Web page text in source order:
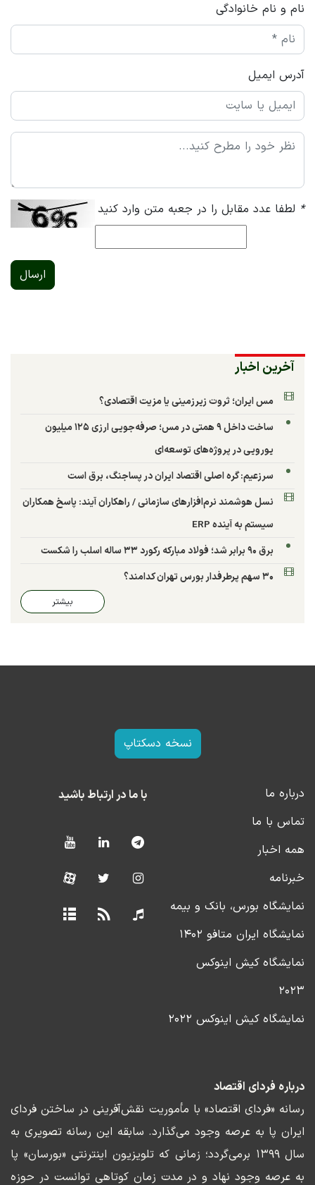
نام و نام خانوادگی
آدرس ایمیل
* لطفا عدد مقابل را در جعبه متن وارد کنید
ارسال
آخرین اخبار
مس ایران؛ ثروت زیرزمینی یا مزیت اقتصادی؟
ساخت داخل ۹ همتی در مس؛ صرفه‌جویی ارزی ۱۲۵ میلیون
یورویی در پروژه‌های توسعه‌ای
سرزعیم: گره اصلی اقتصاد ایران در پساجنگ، برق است
نسل هوشمند نرم‌افزارهای سازمانی / راهکاران آیند: پاسخ همکاران
سیستم به آینده ERP
برق ۹۰ برابر شد؛ فولاد مبارکه رکورد ۳۳ ساله اسلب را شکست
۳۰ سهم پرطرفدار بورس تهران کدامند؟
بیشتر
نسخه دسکتاپ
درباره ما
تماس با ما
همه اخبار
خبرنامه
نمایشگاه بورس، بانک و بیمه
نمایشگاه ایران متافو ۱۴۰۲
نمایشگاه کیش اینوکس
۲۰۲۳
نمایشگاه کیش اینوکس ۲۰۲۲
با ما در ارتباط باشید
درباره فردای اقتصاد
رسانه «فردای اقتصاد» با مأموریت نقش‌آفرینی در ساختن فردای
ایران پا به عرصه وجود می‌گذارد. سابقه این رسانه تصویری به
سال ۱۳۹۹ برمی‌گردد؛ زمانی که تلویزیون اینترنتی «بورسان» پا
به عرصه وجود نهاد و در مدت زمان کوتاهی توانست در حوزه